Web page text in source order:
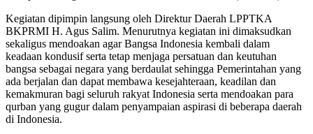
Kegiatan dipimpin langsung oleh Direktur Daerah LPPTKA
BKPRMI H. Agus Salim. Menurutnya kegiatan ini dimaksudkan
sekaligus mendoakan agar Bangsa Indonesia kembali dalam
keadaan kondusif serta tetap menjaga persatuan dan keutuhan
bangsa sebagai negara yang berdaulat sehingga Pemerintahan yang
ada berjalan dan dapat membawa kesejahteraan, keadilan dan
kemakmuran bagi seluruh rakyat Indonesia serta mendoakan para
qurban yang gugur dalam penyampaian aspirasi di beberapa daerah
di Indonesia.